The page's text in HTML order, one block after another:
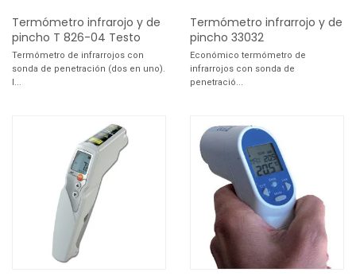
Termómetro infrarojo y de
pincho T 826-04 Testo
Termómetro de infrarrojos con
sonda de penetración (dos en uno).
I...
Termómetro infrarrojo y de
pincho 33032
Económico termómetro de
infrarrojos con sonda de
penetració...